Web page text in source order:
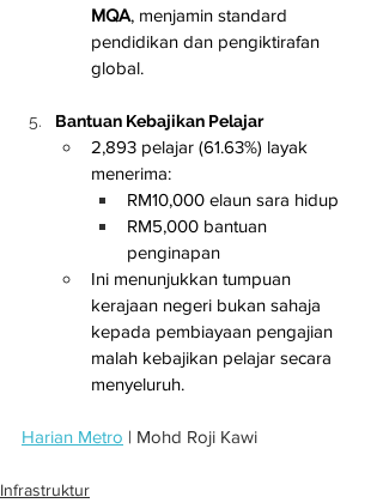
MQA, menjamin standard
pendidikan dan pengiktirafan
global.
Bantuan Kebajikan Pelajar
2,893 pelajar (61.63%) layak
menerima:
RM10,000 elaun sara hidup
RM5,000 bantuan
penginapan
Ini menunjukkan tumpuan
kerajaan negeri bukan sahaja
kepada pembiayaan pengajian
malah kebajikan pelajar secara
menyeluruh.
Harian Metro | Mohd Roji Kawi
Infrastruktur